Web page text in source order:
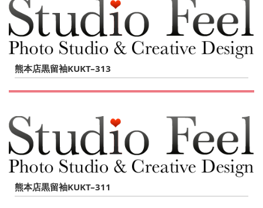
熊本店黒留袖KUKT–313
熊本店黒留袖KUKT–311